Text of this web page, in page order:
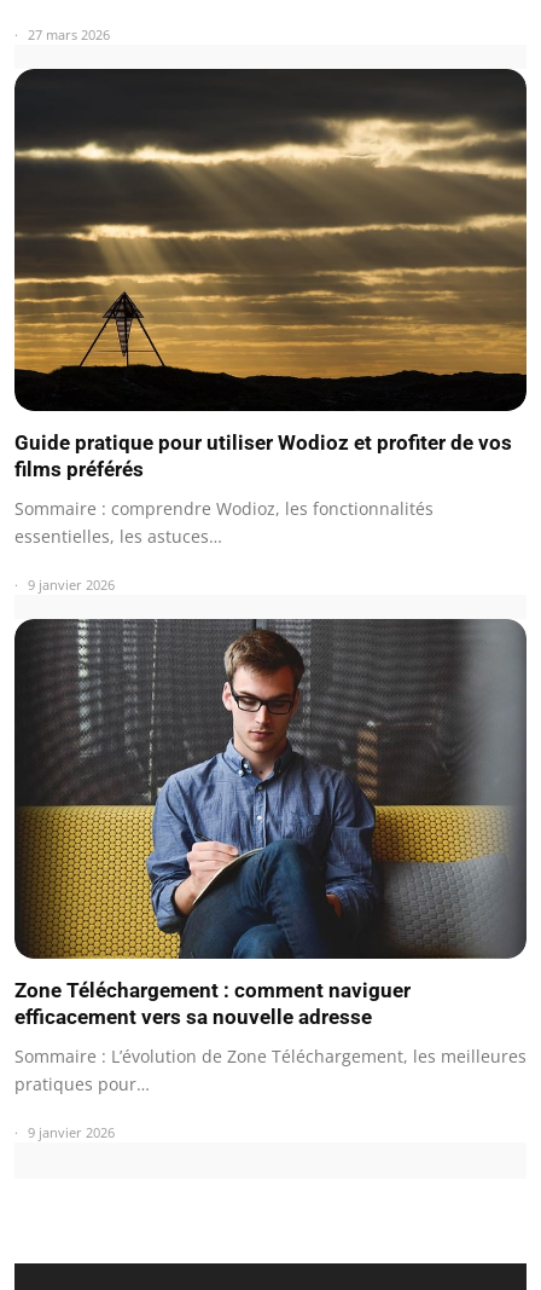
27 mars 2026
Guide pratique pour utiliser Wodioz et profiter de vos
films préférés
Sommaire : comprendre Wodioz, les fonctionnalités
essentielles, les astuces…
9 janvier 2026
Zone Téléchargement : comment naviguer
efficacement vers sa nouvelle adresse
Sommaire : L’évolution de Zone Téléchargement, les meilleures
pratiques pour…
9 janvier 2026